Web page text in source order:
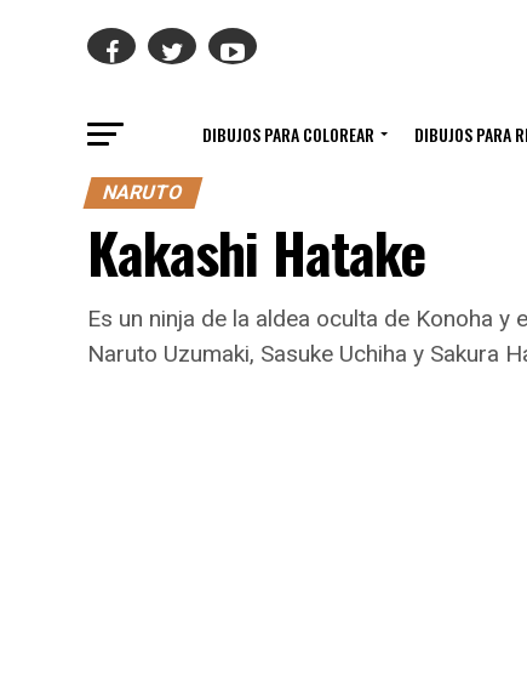
DIBUJOS PARA COLOREAR DIBUJOS PARA
NARUTO
Kakashi Hatake
Es un ninja de la aldea oculta de Konoha
Naruto Uzumaki, Sasuke Uchiha y Sakura